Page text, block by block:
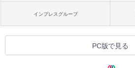
インプレスグループ
PC版で見る